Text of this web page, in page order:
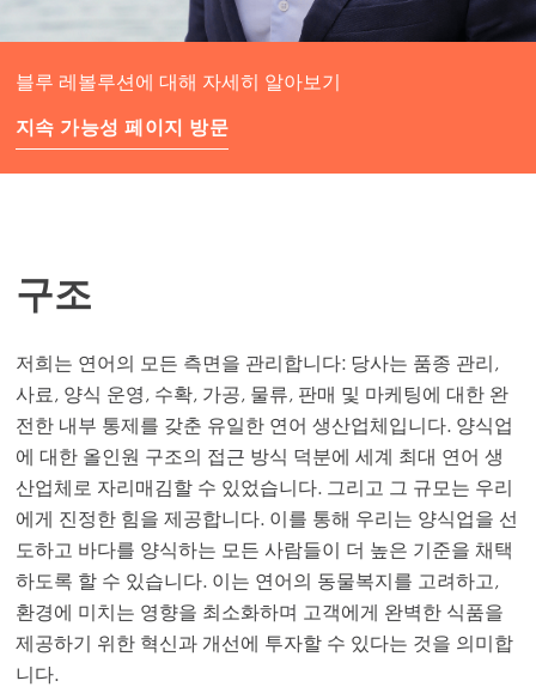
블루 레볼루션에 대해 자세히 알아보기
지속 가능성 페이지 방문
구조
저희는 연어의 모든 측면을 관리합니다: 당사는 품종 관리,
사료, 양식 운영, 수확, 가공, 물류, 판매 및 마케팅에 대한 완
전한 내부 통제를 갖춘 유일한 연어 생산업체입니다. 양식업
에 대한 올인원 구조의 접근 방식 덕분에 세계 최대 연어 생
산업체로 자리매김할 수 있었습니다. 그리고 그 규모는 우리
에게 진정한 힘을 제공합니다. 이를 통해 우리는 양식업을 선
도하고 바다를 양식하는 모든 사람들이 더 높은 기준을 채택
하도록 할 수 있습니다. 이는 연어의 동물복지를 고려하고,
환경에 미치는 영향을 최소화하며 고객에게 완벽한 식품을
제공하기 위한 혁신과 개선에 투자할 수 있다는 것을 의미합
니다.